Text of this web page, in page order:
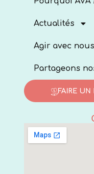
Actualités
Agir avec nous
Partageons
FAIRE UN